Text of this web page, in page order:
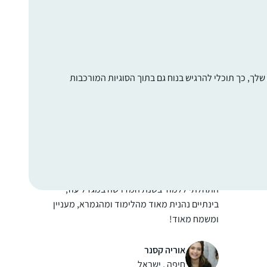
כך תוכלי להרגיש בנוח גם בתוך הסוגיות המורכבות
התחלתי ללמוד בשנת המדרשה במגדל עוז,
בינתיים נהנית מאוד מהלימוד ומהגמרא, מעניין
ומשמח מאוד!
משלימה קצת בהמשך השבוע.. מרגישה שיש עוגן
מקובע ביום שלי והוא משמח מאוד!
אוריה קסנר
חיפה , ישראל
ירושלים, ישראל